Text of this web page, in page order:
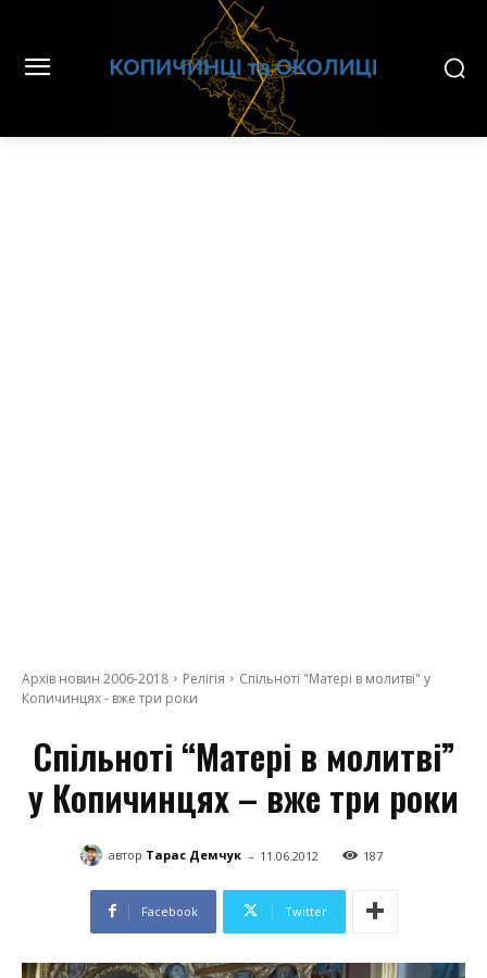
Архів новин 2006-2018 Релігія
Спільноті "Матері в молитві" у
Копичинцях - вже три роки
Спільноті “Матері в молитві”
у Копичинцях – вже три роки
автор Тарас Демчук - 11.06.2012 187
Facebook Twitter